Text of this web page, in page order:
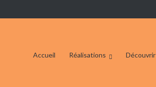
Accueil Réalisations Découvrir